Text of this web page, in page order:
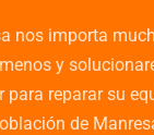
nos importa
y
reparar su
de